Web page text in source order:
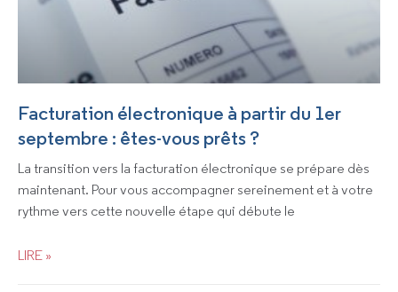
Facturation électronique à partir du 1er
septembre : êtes-vous prêts ?
La transition vers la facturation électronique se prépare dès
maintenant. Pour vous accompagner sereinement et à votre
rythme vers cette nouvelle étape qui débute le
LIRE »